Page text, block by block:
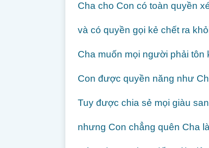
Cha cho Con có toàn quyền
và có quyền gọi kẻ chết ra
Cha muốn mọi người phải
Con được quyền năng như
Tuy được chia sẻ mọi giàu
nhưng Con chẳng quên Cha